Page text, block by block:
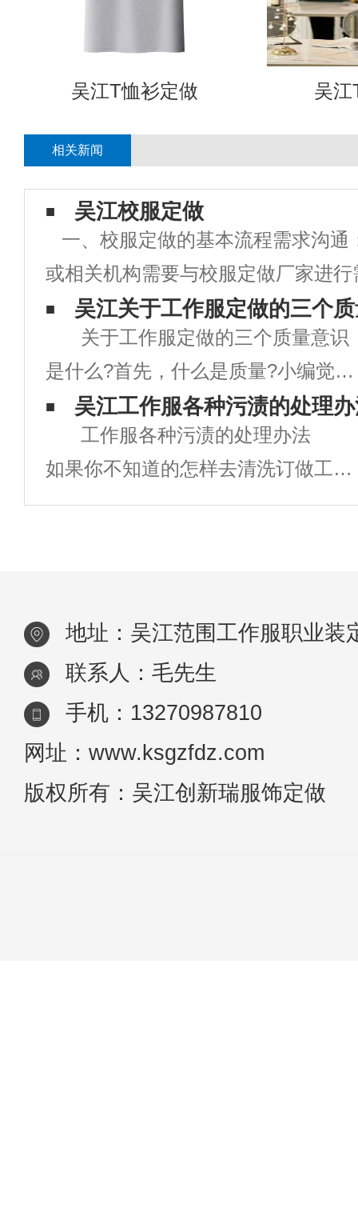
吴江T恤衫定做 吴江
相关新闻
吴江校服定做
一、校服定做的基本流程需求沟通
或相关机构需要与校服定做厂家进
明确校服的款式、颜色、尺寸、数量
求。设计打样：根据需求，校服厂
打样，提供校服的设计稿和样品供学
吴江关于工作服定做的三个
关于工作服定做的三个质量意识
是什么?首先，什么是质量?小编觉得
就是简简朴单一句话：质量=良心+责
任心。有了这个意识，再适当往下引
导，这个质量原因也不是很难控制，
只要轻微有点责任心，工作服定做就
吴江工作服各种污渍的处理
工作服各种污渍的处理办法
如果你不知道的怎样去清洗订做工作
服的清洗及处理方法的话，在上班生
喝咖啡的习
地址：吴江范围工作服职业装
联系人：毛先生
手机：13270987810
网址：www.ksgzfdz.com
版权所有：吴江创新瑞服饰定做